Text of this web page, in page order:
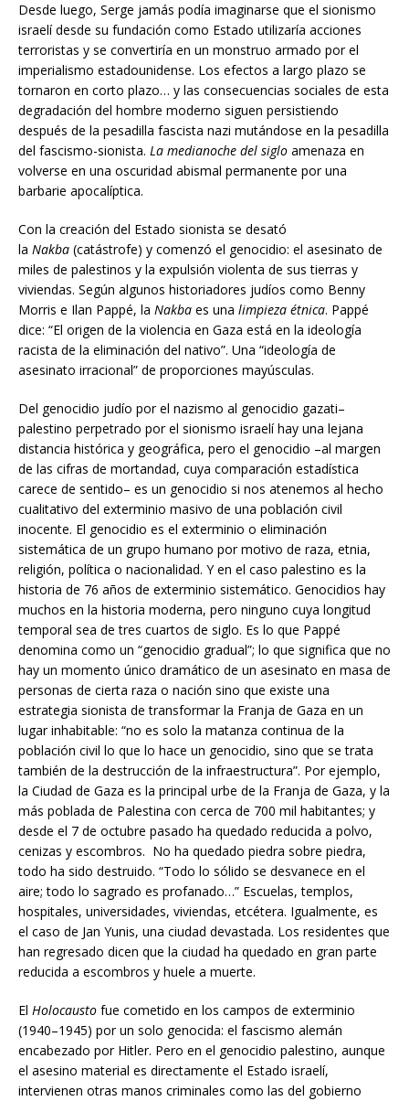
Desde luego, Serge jamás podía imaginarse que el sionismo
israelí desde su fundación como Estado utilizaría acciones
terroristas y se convertiría en un monstruo armado por el
imperialismo estadounidense. Los efectos a largo plazo se
tornaron en corto plazo… y las consecuencias sociales de esta
degradación del hombre moderno siguen persistiendo
después de la pesadilla fascista nazi mutándose en la pesadilla
del fascismo-sionista. La medianoche del siglo amenaza en
volverse en una oscuridad abismal permanente por una
barbarie apocalíptica.
Con la creación del Estado sionista se desató
la Nakba (catástrofe) y comenzó el genocidio: el asesinato de
miles de palestinos y la expulsión violenta de sus tierras y
viviendas. Según algunos historiadores judíos como Benny
Morris e Ilan Pappé, la Nakba es una limpieza étnica. Pappé
dice: “El origen de la violencia en Gaza está en la ideología
racista de la eliminación del nativo”. Una “ideología de
asesinato irracional” de proporciones mayúsculas.
Del genocidio judío por el nazismo al genocidio gazati–
palestino perpetrado por el sionismo israelí hay una lejana
distancia histórica y geográfica, pero el genocidio –al margen
de las cifras de mortandad, cuya comparación estadística
carece de sentido– es un genocidio si nos atenemos al hecho
cualitativo del exterminio masivo de una población civil
inocente. El genocidio es el exterminio o eliminación
sistemática de un grupo humano por motivo de raza, etnia,
religión, política o nacionalidad. Y en el caso palestino es la
historia de 76 años de exterminio sistemático. Genocidios hay
muchos en la historia moderna, pero ninguno cuya longitud
temporal sea de tres cuartos de siglo. Es lo que Pappé
denomina como un “genocidio gradual”; lo que significa que no
hay un momento único dramático de un asesinato en masa de
personas de cierta raza o nación sino que existe una
estrategia sionista de transformar la Franja de Gaza en un
lugar inhabitable: “no es solo la matanza continua de la
población civil lo que lo hace un genocidio, sino que se trata
también de la destrucción de la infraestructura”. Por ejemplo,
la Ciudad de Gaza es la principal urbe de la Franja de Gaza, y la
más poblada de Palestina con cerca de 700 mil habitantes; y
desde el 7 de octubre pasado ha quedado reducida a polvo,
cenizas y escombros. No ha quedado piedra sobre piedra,
todo ha sido destruido. “Todo lo sólido se desvanece en el
aire; todo lo sagrado es profanado…” Escuelas, templos,
hospitales, universidades, viviendas, etcétera. Igualmente, es
el caso de Jan Yunis, una ciudad devastada. Los residentes que
han regresado dicen que la ciudad ha quedado en gran parte
reducida a escombros y huele a muerte.
El Holocausto fue cometido en los campos de exterminio
(1940–1945) por un solo genocida: el fascismo alemán
encabezado por Hitler. Pero en el genocidio palestino, aunque
el asesino material es directamente el Estado israelí,
intervienen otras manos criminales como las del gobierno